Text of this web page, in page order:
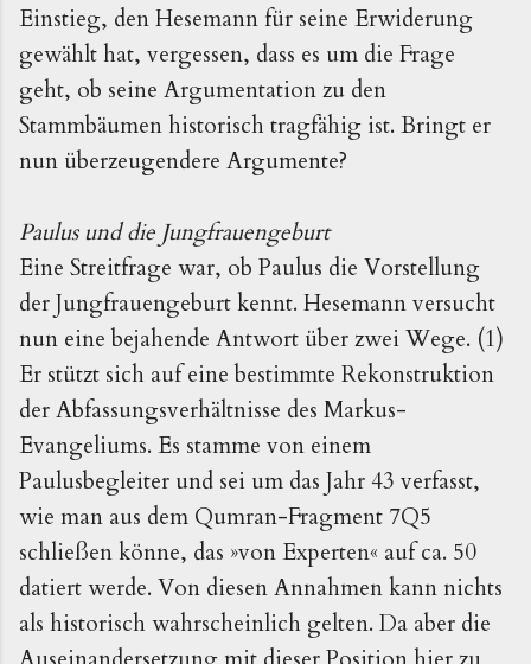
Einstieg, den Hesemann für seine Erwiderung
gewählt hat, vergessen, dass es um die Frage
geht, ob seine Argumentation zu den
Stammbäumen historisch tragfähig ist. Bringt er
nun überzeugendere Argumente?
Paulus und die Jungfrauengeburt
Eine Streitfrage war, ob Paulus die Vorstellung
der Jungfrauengeburt kennt. Hesemann versucht
nun eine bejahende Antwort über zwei Wege. (1)
Er stützt sich auf eine bestimmte Rekonstruktion
der Abfassungsverhältnisse des Markus-
Evangeliums. Es stamme von einem
Paulusbegleiter und sei um das Jahr 43 verfasst,
wie man aus dem Qumran-Fragment 7Q5
schließen könne, das »von Experten« auf ca. 50
datiert werde. Von diesen Annahmen kann nichts
als historisch wahrscheinlich gelten. Da aber die